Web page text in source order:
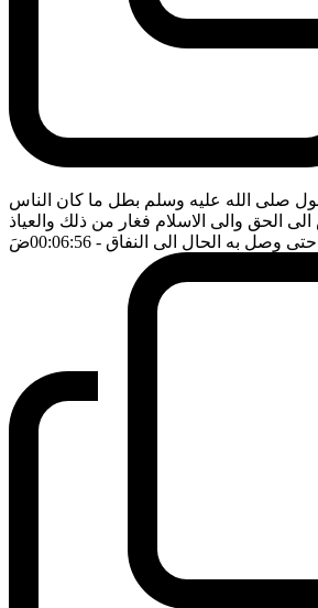
صلى الله عليه وسلم بطل ما كان الناس
الحق والى الاسلام فغار من ذلك والعياذ
حتى وصل به الحال الى النفاق - 00:06:56 ضَ